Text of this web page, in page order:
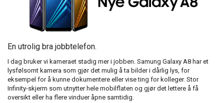
En utrolig bra jobbtelefon.
I dag bruker vi kameraet stadig mer i jobben. Samung Galaxy A8 har et
lysfølsomt kamera som gjør det mulig å ta bilder i dårlig lys, for
eksempel for å kunne dokumentere eller vise ting for kolleger. Stor
Infinity-skjerm som utnytter hele mobilflaten og gjør det lettere å få
oversikt eller ha flere vinduer åpne samtidig.